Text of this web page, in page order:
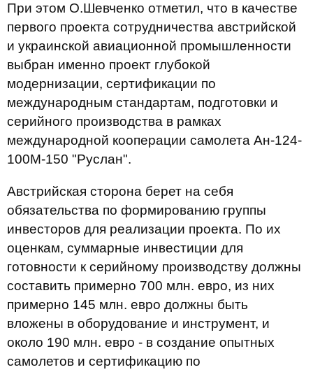
При этом О.Шевченко отметил, что в качестве
первого проекта сотрудничества австрийской
и украинской авиационной промышленности
выбран именно проект глубокой
модернизации, сертификации по
международным стандартам, подготовки и
серийного производства в рамках
международной кооперации самолета Ан-124-
100М-150 "Руслан".
Австрийская сторона берет на себя
обязательства по формированию группы
инвесторов для реализации проекта. По их
оценкам, суммарные инвестиции для
готовности к серийному производству должны
составить примерно 700 млн. евро, из них
примерно 145 млн. евро должны быть
вложены в оборудование и инструмент, и
около 190 млн. евро - в создание опытных
самолетов и сертификацию по